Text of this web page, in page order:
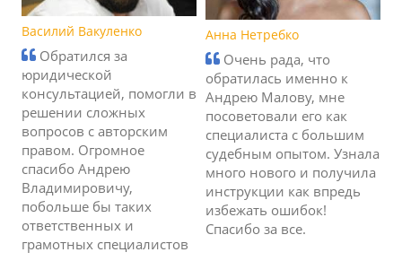
Василий Вакуленко
Обратился за
юридической
консультацией, помогли в
решении сложных
вопросов с авторским
правом. Огромное
спасибо Андрею
Владимировичу,
побольше бы таких
ответственных и
грамотных специалистов
Анна Нетребко
Очень рада, что
обратилась именно к
Андрею Малову, мне
посоветовали его как
специалиста с большим
судебным опытом. Узнала
много нового и получила
инструкции как впредь
избежать ошибок!
Спасибо за все.